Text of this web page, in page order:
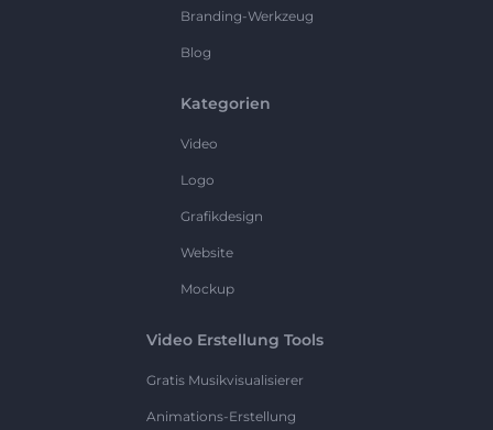
Branding-Werkzeug
Blog
Kategorien
Video
Logo
Grafikdesign
Website
Mockup
Video Erstellung Tools
Gratis Musikvisualisierer
Animations-Erstellung